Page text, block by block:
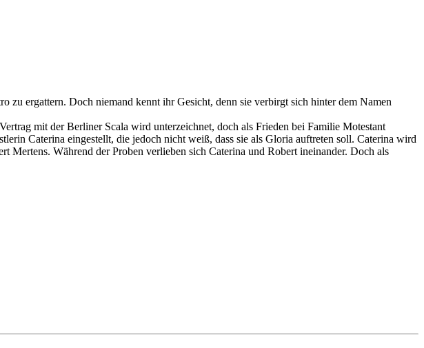
ergattern. Doch niemand kennt ihr Gesicht, denn sie verbirgt sich hinter dem Namen
mit der Berliner Scala wird unterzeichnet, doch als Frieden bei Familie Motestant
Caterina eingestellt, die jedoch nicht weiß, dass sie als Gloria auftreten soll. Caterina wird
Mertens. Während der Proben verlieben sich Caterina und Robert ineinander. Doch als